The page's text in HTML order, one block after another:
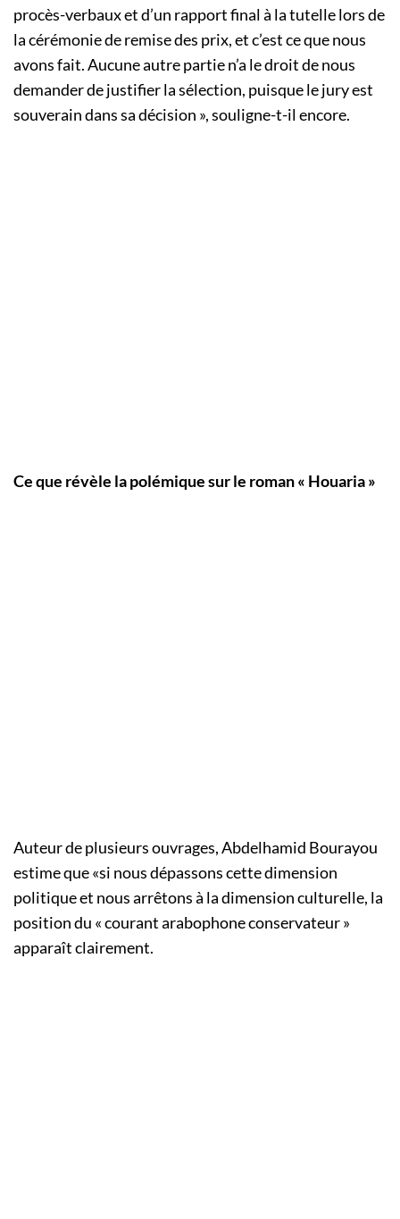
procès-verbaux et d’un rapport final à la tutelle lors de
la cérémonie de remise des prix, et c’est ce que nous
avons fait. Aucune autre partie n’a le droit de nous
demander de justifier la sélection, puisque le jury est
souverain dans sa décision », souligne-t-il encore.
Ce que révèle la polémique sur le roman « Houaria »
Auteur de plusieurs ouvrages, Abdelhamid Bourayou
estime que «si nous dépassons cette dimension
politique et nous arrêtons à la dimension culturelle, la
position du « courant arabophone conservateur »
apparaît clairement.